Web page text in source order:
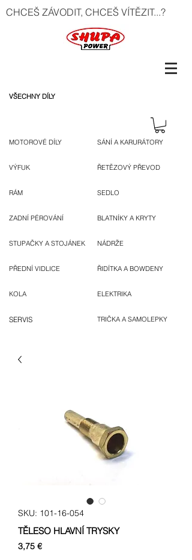
CHCEŠ ZÁVODIT, CHCEŠ VÍTĚZIT...?
VŠECHNY DÍLY
MOTOROVÉ DÍLY
VÝFUK
RÁM
ZADNÍ PÉROVÁNÍ
STUPAČKY A STOJÁNEK
PŘEDNÍ VIDLICE
KOLA
SERVIS
SÁNÍ A KARURÁTORY
ŘETĚZOVÝ PŘEVOD
SEDLO
BLATNÍKY A KRYTY
NÁDRŽE
ŘIDÍTKA A BOWDENY
ELEKTRIKA
TRIČKA A SAMOLEPKY
SKU: 101-16-054
TĚLESO HLAVNÍ TRYSKY
3,75 €Cena